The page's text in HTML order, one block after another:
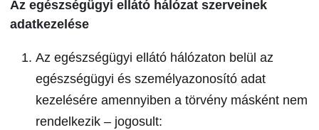
Az egészségügyi ellátó hálózat szerveinek
adatkezelése
Az egészségügyi ellátó hálózaton belül az
egészségügyi és személyazonosító adat
kezelésére amennyiben a törvény másként nem
rendelkezik – jogosult: